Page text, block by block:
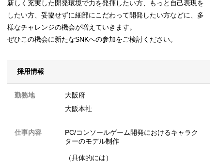
新しく充実した開発環境で力を発揮したい方、もっと自己表現を
したい方、妥協せずに細部にこだわって開発したい方などに、多
様なチャレンジの機会が増えていきます。
ぜひこの機会に新たなSNKへの参加をご検討ください。
採用情報
勤務地
大阪府
大阪本社
仕事内容
PC/コンソールゲーム開発におけるキャラク
ターのモデル制作
（具体的には）